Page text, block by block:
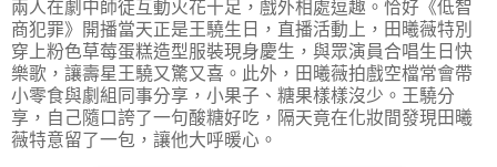
兩人在劇中師徒互動火花十足，戲外相處逗趣。恰好《低智
商犯罪》開播當天正是王驍生日，直播活動上，田曦薇特別
穿上粉色草莓蛋糕造型服裝現身慶生，與眾演員合唱生日快
樂歌，讓壽星王驍又驚又喜。此外，田曦薇拍戲空檔常會帶
小零食與劇組同事分享，小果子、糖果樣樣沒少。王驍分
享，自己隨口誇了一句酸糖好吃，隔天竟在化妝間發現田曦
薇特意留了一包，讓他大呼暖心。